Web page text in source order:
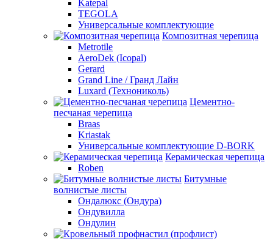
Katepal
TEGOLA
Универсальные комплектующие
Композитная черепица
Metrotile
AeroDek (Icopal)
Gerard
Grand Line / Гранд Лайн
Luxard (Технониколь)
Цементно-
песчаная черепица
Braas
Kriastak
Универсальные комплектующие D-BORK
Керамическая черепица
Roben
Битумные
волнистые листы
Ондалюкс (Ондура)
Ондувилла
Ондулин